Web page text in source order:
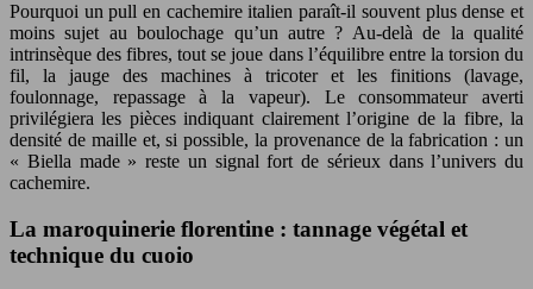
Pourquoi un pull en cachemire italien paraît-il souvent plus dense et
moins sujet au boulochage qu’un autre ? Au-delà de la qualité
intrinsèque des fibres, tout se joue dans l’équilibre entre la torsion du
fil, la jauge des machines à tricoter et les finitions (lavage,
foulonnage, repassage à la vapeur). Le consommateur averti
privilégiera les pièces indiquant clairement l’origine de la fibre, la
densité de maille et, si possible, la provenance de la fabrication : un
« Biella made » reste un signal fort de sérieux dans l’univers du
cachemire.
La maroquinerie florentine : tannage végétal et
technique du cuoio